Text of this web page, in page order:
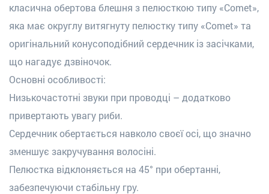
класична обертова блешня з пелюсткою типу «Comet»,
яка має округлу витягнуту пелюстку типу «Comet» та
оригінальний конусоподібний сердечник із засічками,
що нагадує дзвіночок.
Основні особливості:
Низькочастотні звуки при проводці – додатково
привертають увагу риби.
Сердечник обертається навколо своєї осі, що значно
зменшує закручування волосіні.
Пелюстка відклоняється на 45° при обертанні,
забезпечуючи стабільну гру.